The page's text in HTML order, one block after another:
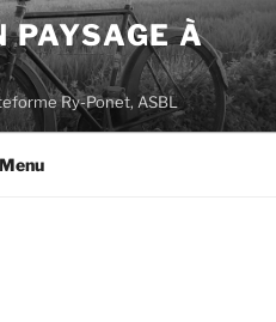
PAYSAGE À
Ry-Ponet, ASBL
Menu